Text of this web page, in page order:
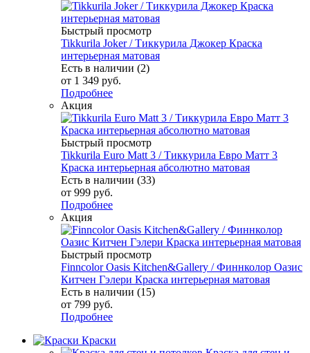
Быстрый просмотр
Tikkurila Joker / Тиккурила Джокер Краска
интерьерная матовая
Есть в наличии (2)
от 1 349 руб.
Подробнее
Акция
Быстрый просмотр
Tikkurila Euro Matt 3 / Тиккурила Евро Матт 3
Краска интерьерная абсолютно матовая
Есть в наличии (33)
от 999 руб.
Подробнее
Акция
Быстрый просмотр
Finncolor Oasis Kitchen&Gallery / Финнколор Оазис
Китчен Гэлери Краска интерьерная матовая
Есть в наличии (15)
от 799 руб.
Подробнее
Краски